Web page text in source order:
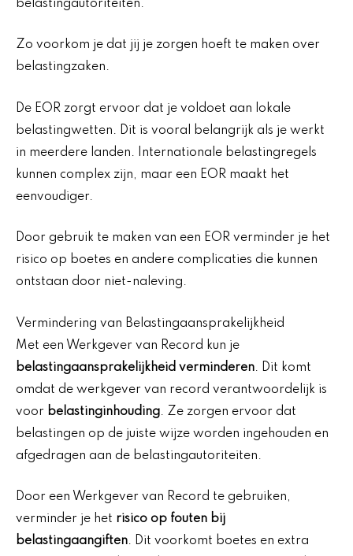
belastingautoriteiten.
Zo voorkom je dat jij je zorgen hoeft te maken over
belastingzaken.
De EOR zorgt ervoor dat je voldoet aan lokale
belastingwetten. Dit is vooral belangrijk als je werkt
in meerdere landen. Internationale belastingregels
kunnen complex zijn, maar een EOR maakt het
eenvoudiger.
Door gebruik te maken van een EOR verminder je het
risico op boetes en andere complicaties die kunnen
ontstaan door niet-naleving.
Vermindering van Belastingaansprakelijkheid
Met een Werkgever van Record kun je
belastingaansprakelijkheid verminderen. Dit komt
omdat de werkgever van record verantwoordelijk is
voor belastinginhouding. Ze zorgen ervoor dat
belastingen op de juiste wijze worden ingehouden en
afgedragen aan de belastingautoriteiten.
Door een Werkgever van Record te gebruiken,
verminder je het risico op fouten bij
belastingaangiften. Dit voorkomt boetes en extra